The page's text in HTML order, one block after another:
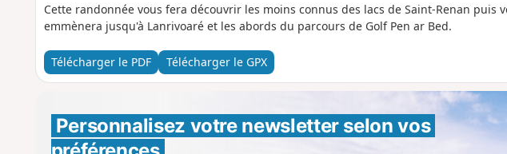
Cette randonnée vous fera découvrir les moins connus des lacs de Saint-Renan puis
emmènera jusqu'à Lanrivoaré et les abords du parcours de Golf Pen ar Bed.
Télécharger le PDF Télécharger le GPX
Personnalisez votre newsletter selon vos